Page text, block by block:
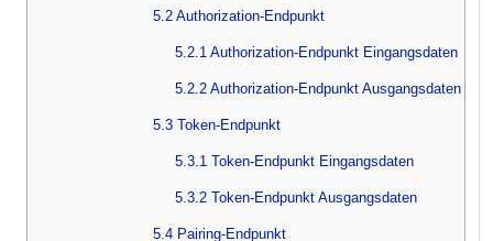
5.2 Authorization-Endpunkt
5.2.1 Authorization-Endpunkt Eingangsdaten
5.2.2 Authorization-Endpunkt Ausgangsdaten
5.3 Token-Endpunkt
5.3.1 Token-Endpunkt Eingangsdaten
5.3.2 Token-Endpunkt Ausgangsdaten
5.4 Pairing-Endpunkt